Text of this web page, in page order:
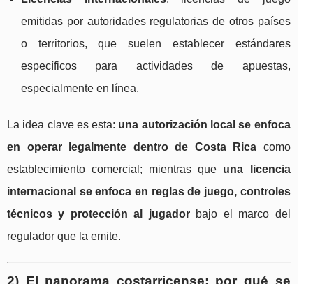
emitidas por autoridades regulatorias de otros países
o territorios, que suelen establecer estándares
específicos para actividades de apuestas,
especialmente en línea.
La idea clave es esta: una autorización local se enfoca
en operar legalmente dentro de Costa Rica como
establecimiento comercial; mientras que una licencia
internacional se enfoca en reglas de juego, controles
técnicos y protección al jugadorbajo el marco del
regulador que la emite.